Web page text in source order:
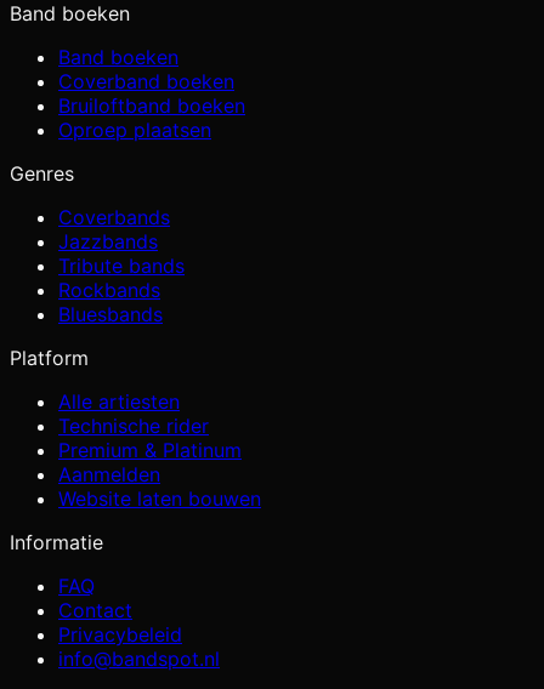
Band boeken
Band boeken
Coverband boeken
Bruiloftband boeken
Oproep plaatsen
Genres
Coverbands
Jazzbands
Tribute bands
Rockbands
Bluesbands
Platform
Alle artiesten
Technische rider
Premium & Platinum
Aanmelden
Website laten bouwen
Informatie
FAQ
Contact
Privacybeleid
info@bandspot.nl